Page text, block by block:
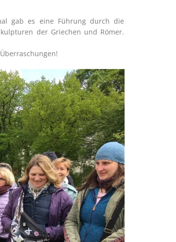
gab es eine Führung durch die
der Griechen und Römer.